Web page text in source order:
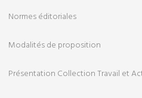
Normes éditoriales
Modalités de proposition
Présentation Collection Travail et